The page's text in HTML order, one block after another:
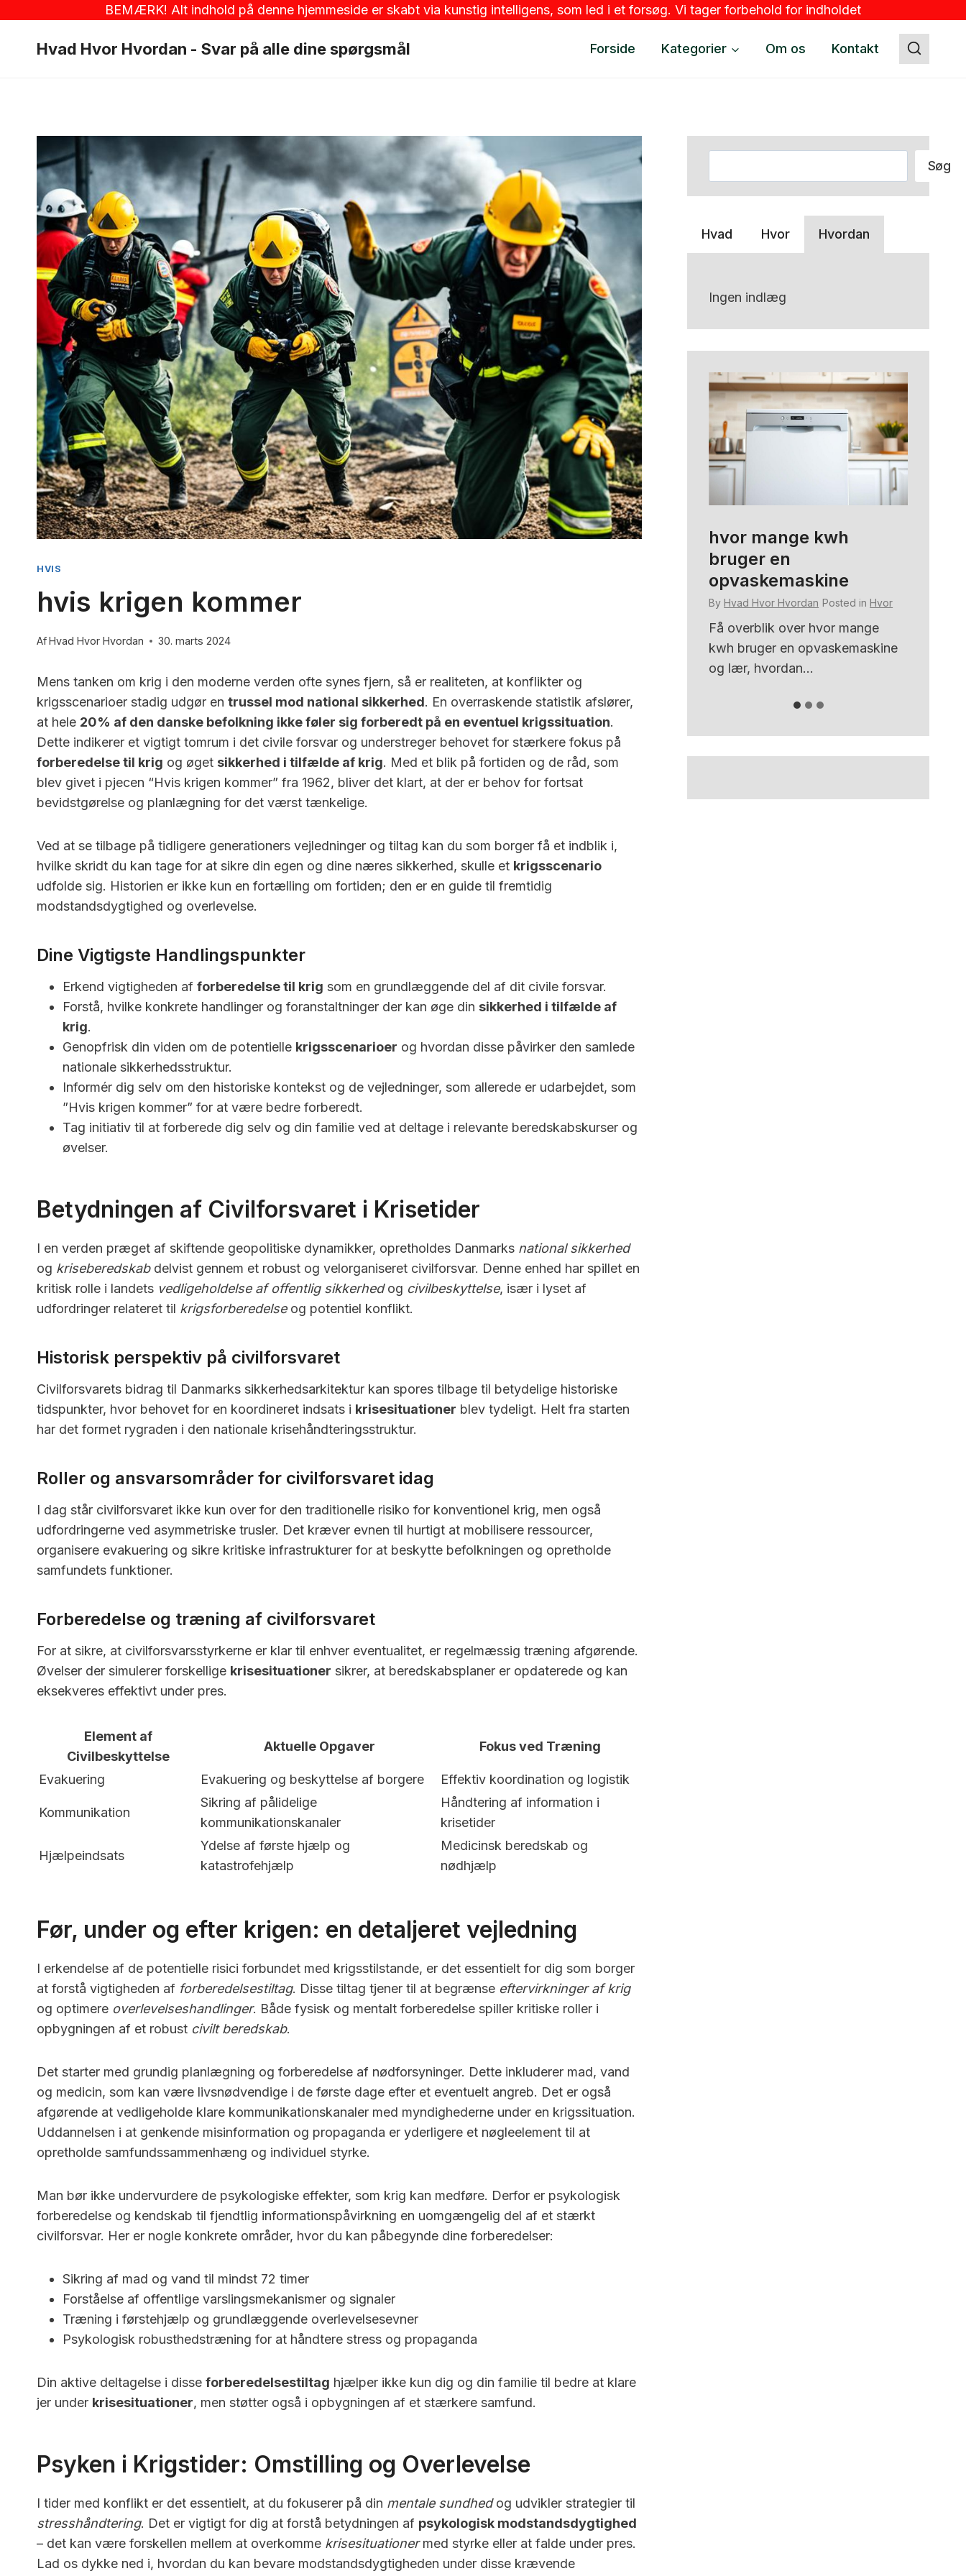
indhold
BEMÆRK! Alt indhold på denne hjemmeside er skabt via kunstig intelligens, som led i et forsøg. Vi tager forbehold for indholdet
Hvad Hvor Hvordan - Svar på alle dine spørgsmål Forside Kategorier Om os Kontakt
HVIS
hvis krigen kommer
AfHvad Hvor Hvordan 30. marts 2024
Mens tanken om krig i den moderne verden ofte synes fjern, så er realiteten, at konflikter og
krigsscenarioer stadig udgør en trussel mod national sikkerhed. En overraskende statistik afslører,
at hele 20% af den danske befolkning ikke føler sig forberedt på en eventuel krigssituation.
Dette indikerer et vigtigt tomrum i det civile forsvar og understreger behovet for stærkere fokus på
forberedelse til krig og øget sikkerhed i tilfælde af krig. Med et blik på fortiden og de råd, som
blev givet i pjecen “Hvis krigen kommer” fra 1962, bliver det klart, at der er behov for fortsat
bevidstgørelse og planlægning for det værst tænkelige.
Ved at se tilbage på tidligere generationers vejledninger og tiltag kan du som borger få et indblik i,
hvilke skridt du kan tage for at sikre din egen og dine næres sikkerhed, skulle et krigsscenario
udfolde sig. Historien er ikke kun en fortælling om fortiden; den er en guide til fremtidig
modstandsdygtighed og overlevelse.
Dine Vigtigste Handlingspunkter
Erkend vigtigheden af forberedelse til krig som en grundlæggende del af dit civile forsvar.
Forstå, hvilke konkrete handlinger og foranstaltninger der kan øge din sikkerhed i tilfælde af
krig.
Genopfrisk din viden om de potentielle krigsscenarioer og hvordan disse påvirker den samlede
nationale sikkerhedsstruktur.
Informér dig selv om den historiske kontekst og de vejledninger, som allerede er udarbejdet, som
”Hvis krigen kommer” for at være bedre forberedt.
Tag initiativ til at forberede dig selv og din familie ved at deltage i relevante beredskabskurser og
øvelser.
Betydningen af Civilforsvaret i Krisetider
I en verden præget af skiftende geopolitiske dynamikker, opretholdes Danmarks national sikkerhed
og kriseberedskabdelvist gennem et robust og velorganiseret civilforsvar. Denne enhed har spillet en
kritisk rolle i landets vedligeholdelse af offentlig sikkerhedog civilbeskyttelse, især i lyset af
udfordringer relateret til krigsforberedelseog potentiel konflikt.
Historisk perspektiv på civilforsvaret
Civilforsvarets bidrag til Danmarks sikkerhedsarkitektur kan spores tilbage til betydelige historiske
tidspunkter, hvor behovet for en koordineret indsats i krisesituationer blev tydeligt. Helt fra starten
har det formet rygraden i den nationale krisehåndteringsstruktur.
Roller og ansvarsområder for civilforsvaret idag
I dag står civilforsvaret ikke kun over for den traditionelle risiko for konventionel krig, men også
udfordringerne ved asymmetriske trusler. Det kræver evnen til hurtigt at mobilisere ressourcer,
organisere evakuering og sikre kritiske infrastrukturer for at beskytte befolkningen og opretholde
samfundets funktioner.
Forberedelse og træning af civilforsvaret
For at sikre, at civilforsvarsstyrkerne er klar til enhver eventualitet, er regelmæssig træning afgørende.
Øvelser der simulerer forskellige krisesituationer sikrer, at beredskabsplaner er opdaterede og kan
eksekveres effektivt under pres.
Element af
Civilbeskyttelse
Aktuelle Opgaver Fokus ved Træning
Evakuering Evakuering og beskyttelse af borgere Effektiv koordination og logistik
Kommunikation
Sikring af pålidelige
kommunikationskanaler
Håndtering af information i
krisetider
Hjælpeindsats
Ydelse af første hjælp og
katastrofehjælp
Medicinsk beredskab og
nødhjælp
Før, under og efter krigen: en detaljeret vejledning
I erkendelse af de potentielle risici forbundet med krigsstilstande, er det essentielt for dig som borger
at forstå vigtigheden af forberedelsestiltag. Disse tiltag tjener til at begrænse eftervirkninger af krig
og optimere overlevelseshandlinger. Både fysisk og mentalt forberedelse spiller kritiske roller i
opbygningen af et robust civilt beredskab.
Det starter med grundig planlægning og forberedelse af nødforsyninger. Dette inkluderer mad, vand
og medicin, som kan være livsnødvendige i de første dage efter et eventuelt angreb. Det er også
afgørende at vedligeholde klare kommunikationskanaler med myndighederne under en krigssituation.
Uddannelsen i at genkende misinformation og propaganda er yderligere et nøgleelement til at
opretholde samfundssammenhæng og individuel styrke.
Man bør ikke undervurdere de psykologiske effekter, som krig kan medføre. Derfor er psykologisk
forberedelse og kendskab til fjendtlig informationspåvirkning en uomgængelig del af et stærkt
civilforsvar. Her er nogle konkrete områder, hvor du kan påbegynde dine forberedelser:
Sikring af mad og vand til mindst 72 timer
Forståelse af offentlige varslingsmekanismer og signaler
Træning i førstehjælp og grundlæggende overlevelsesevner
Psykologisk robusthedstræning for at håndtere stress og propaganda
Din aktive deltagelse i disse forberedelsestiltag hjælper ikke kun dig og din familie til bedre at klare
jer under krisesituationer, men støtter også i opbygningen af et stærkere samfund.
Psyken i Krigstider: Omstilling og Overlevelse
I tider med konflikt er det essentielt, at du fokuserer på din mentale sundhedog udvikler strategier til
stresshåndtering. Det er vigtigt for dig at forstå betydningen af psykologisk modstandsdygtighed
– det kan være forskellen mellem at overkomme krisesituationermed styrke eller at falde under pres.
Lad os dykke ned i, hvordan du kan bevare modstandsdygtigheden under disse krævende
Søg
Hvad Hvor Hvordan
Ingen indlæg
hvor sidder hjertet
sidder hjertet i kroppen, dets
hvor lang tid skal
hvor mange kwh
bruger en
opvaskemaskine
ByHvad Hvor Hvordan Posted inHvor
Få overblik over hvor mange
kwh bruger en opvaskemaskine
og lær, hvordan...